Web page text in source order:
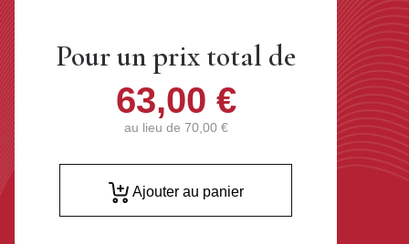
Pour un prix total de
63,00 €
au lieu de 70,00 €
Ajouter au panier